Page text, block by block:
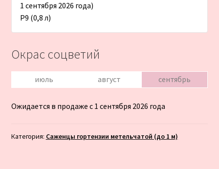
1 сентября 2026 года)
Р9 (0,8 л)
Окрас соцветий
июль август сентябрь
Ожидается в продаже с 1 сентября 2026 года
Категория: Саженцы гортензии метельчатой (до 1 м)